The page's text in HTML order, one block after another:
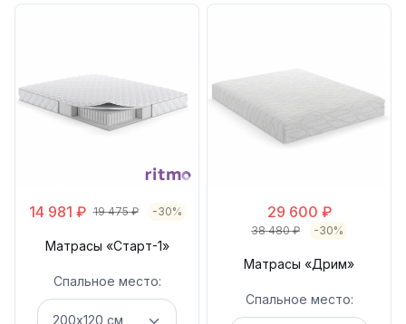
14 981 ₽ 19 475₽ -30%
Матрасы «Старт-1»
Спальное место:
29 600 ₽
38 480₽ -30%
Матрасы «Дрим»
Спальное место: